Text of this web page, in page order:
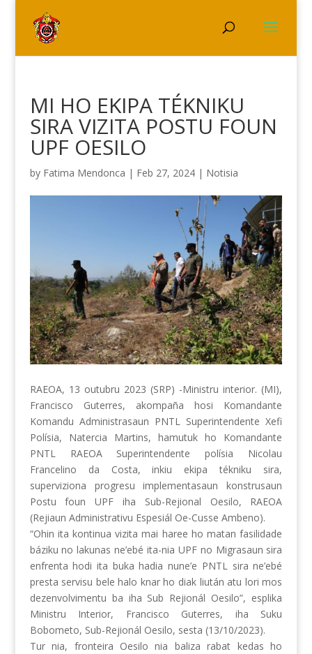
MI HO EKIPA TÉKNIKU
SIRA VIZITA POSTU FOUN
UPF OESILO
by Fatima Mendonca | Feb 27, 2024| Notisia
RAEOA, 13 outubru 2023 (SRP) -Ministru interior. (MI),
Francisco Guterres, akompaña hosi Komandante
Komandu Administrasaun PNTL Superintendente Xefi
Polísia, Natercia Martins, hamutuk ho Komandante
PNTL RAEOA Superintendente polísia Nicolau
Francelino da Costa, inkiu ekipa tékniku sira,
superviziona progresu implementasaun konstrusaun
Postu foun UPF iha Sub-Rejional Oesilo, RAEOA
(Rejiaun Administrativu Espesiál Oe-Cusse Ambeno).
“Ohin ita kontinua vizita mai haree ho matan fasilidade
báziku no lakunas ne’ebé ita-nia UPF no Migrasaun sira
enfrenta hodi ita buka hadia nune’e PNTL sira ne’ebé
presta servisu bele halo knar ho diak liután atu lori mos
dezenvolvimentu ba iha Sub Rejionál Oesilo”, esplika
Ministru Interior, Francisco Guterres, iha Suku
Bobometo, Sub-Rejionál Oesilo, sesta (13/10/2023).
Tur nia, fronteira Oesilo nia baliza rabat kedas ho